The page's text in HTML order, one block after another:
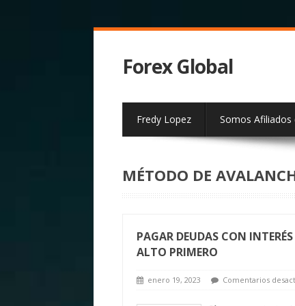
Forex Global
Fredy Lopez Somos Afiliados
MÉTODO DE
PAGAR DEUDAS CON INTERÉS
ALTO PRIMERO
enero 19, 2023 Comentarios